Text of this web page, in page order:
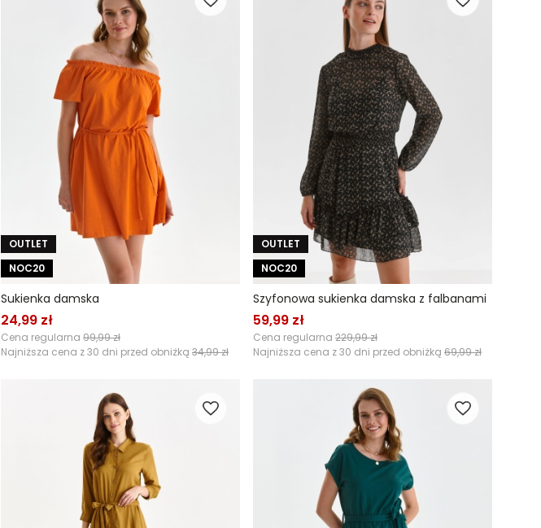
OUTLET
NOC20
Sukienka damska
24,99 zł
Cena regularna 99,99 zł
Najniższa cena z 30 dni przed obniżką 34,99 zł
OUTLET
NOC20
Szyfonowa sukienka damska z falbanami
59,99 zł
Cena regularna 229,99 zł
Najniższa cena z 30 dni przed obniżką 69,99 zł